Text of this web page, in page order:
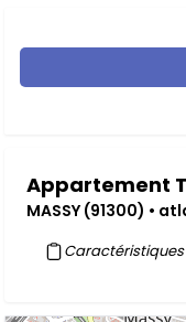
Appartement
MASSY (91300) •